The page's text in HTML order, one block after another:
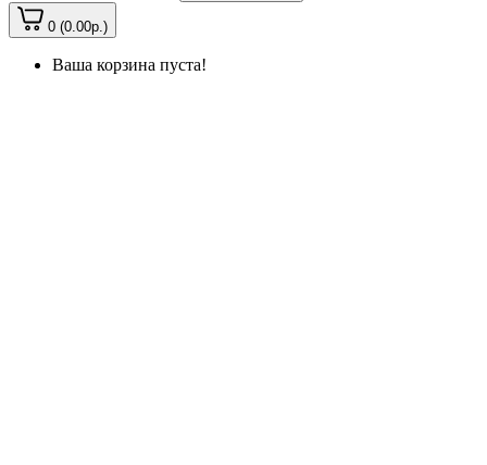
0 (0.00р.)
Ваша корзина пуста!